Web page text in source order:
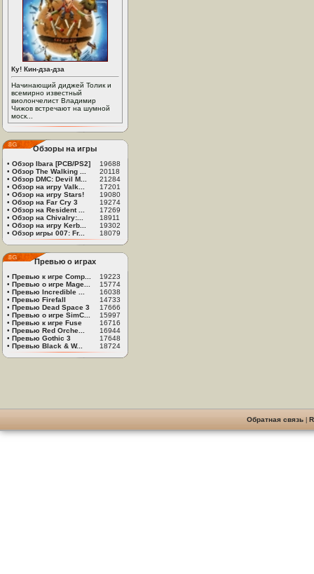
Ку! Кин-дза-дза
Начинающий диджей Толик и
всемирно известный
виолончелист Владимир
Чижов встречают на шумной
моск...
Обзоры на игры
• Обзор Ibara [PCB/PS2]
19688
• Обзор The Walking ...
20118
• Обзор DMC: Devil M...
21284
• Обзор на игру Valk...
17201
• Обзор на игру Stars!
19080
• Обзор на Far Cry 3
19274
• Обзор на Resident ...
17269
• Обзор на Chivalry:...
18911
• Обзор на игру Kerb...
19302
• Обзор игры 007: Fr... 18079
Превью о играх
• Превью к игре Comp...
19223
• Превью о игре Mage...
15774
• Превью Incredible ...
16038
• Превью Firefall
14733
• Превью Dead Space 3
17666
• Превью о игре SimC...
15997
• Превью к игре Fuse
16716
• Превью Red Orche...
16944
• Превью Gothic 3
17648
• Превью Black & W... 18724
Обратная связь